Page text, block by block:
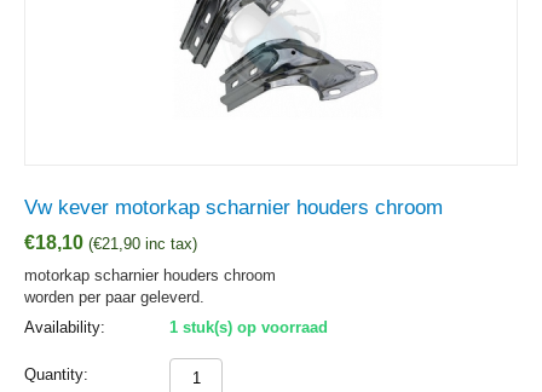
Vw kever motorkap scharnier houders chroom
€18,10 (€21,90 inc tax)
motorkap scharnier houders chroom
worden per paar geleverd.
Availability:
1 stuk(s) op voorraad
Quantity: